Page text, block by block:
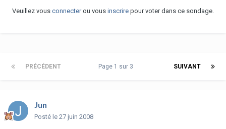
Veuillez vous connecterou vous inscrire pour voter dans ce sondage.
PRÉCÉDENT SUIVANT
Page 1 sur 3
Jun
Posté le 27 juin 2008